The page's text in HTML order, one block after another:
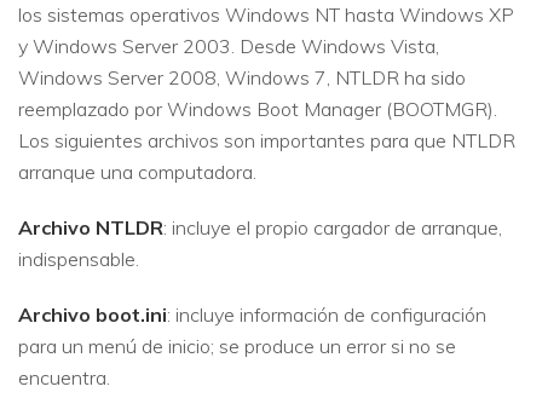
los sistemas operativos Windows NT hasta Windows XP
y Windows Server 2003. Desde Windows Vista,
Windows Server 2008, Windows 7, NTLDR ha sido
reemplazado por Windows Boot Manager (BOOTMGR).
Los siguientes archivos son importantes para que NTLDR
arranque una computadora.
Archivo NTLDR: incluye el propio cargador de arranque,
indispensable.
Archivo boot.ini: incluye información de configuración
para un menú de inicio; se produce un error si no se
encuentra.